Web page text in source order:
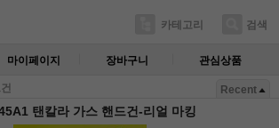
카테고리 검색
마이페이지 장바구니 관심상품
Recent
탠칼라 가스 핸드건-리얼 마킹